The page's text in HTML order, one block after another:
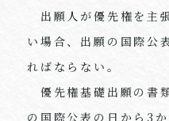
出願人が優先権を主
い場合、出願の国際公
ればならない。
優先権基礎出願の書
の国際公表の日から3